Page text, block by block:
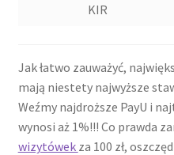
KIR
Jak łatwo zauważyć,
mają niestety najwyższe
Weźmy najdroższe PayU i
wynosi aż 1%!!! Co prawda
wizytówek za 100 zł,